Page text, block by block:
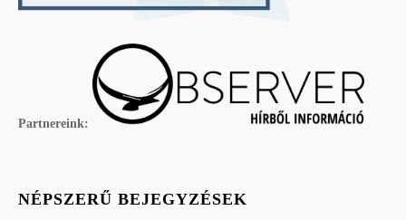
Partnereink:
NÉPSZERŰ BEJEGYZÉSEK